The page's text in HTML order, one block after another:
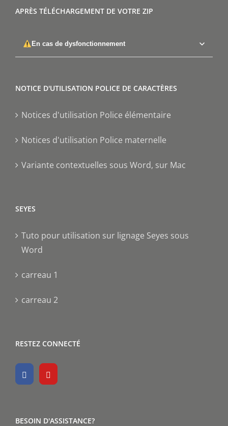
APRÈS TÉLÉCHARGEMENT DE VOTRE ZIP
En cas de dysfonctionnement
NOTICE D'UTILISATION POLICE DE CARACTÈRES
Notices d'utilisation Police élémentaire
Notices d'utilisation Police maternelle
Variante contextuelles sous Word, sur Mac
SEYES
Tuto pour utilisation sur lignage Seyes sous
Word
carreau 1
carreau 2
RESTEZ CONNECTÉ
BESOIN D'ASSISTANCE?